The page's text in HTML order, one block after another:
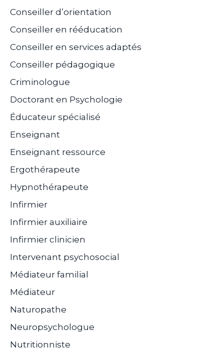
Conseiller d’orientation
Conseiller en rééducation
Conseiller en services adaptés
Conseiller pédagogique
Criminologue
Doctorant en Psychologie
Éducateur spécialisé
Enseignant
Enseignant ressource
Ergothérapeute
Hypnothérapeute
Infirmier
Infirmier auxiliaire
Infirmier clinicien
Intervenant psychosocial
Médiateur familial
Médiateur
Naturopathe
Neuropsychologue
Nutritionniste